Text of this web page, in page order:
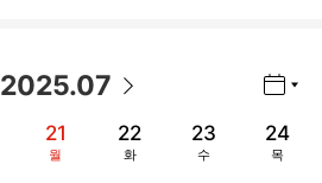
2025.07
21
월
22
화
23
수
24
목